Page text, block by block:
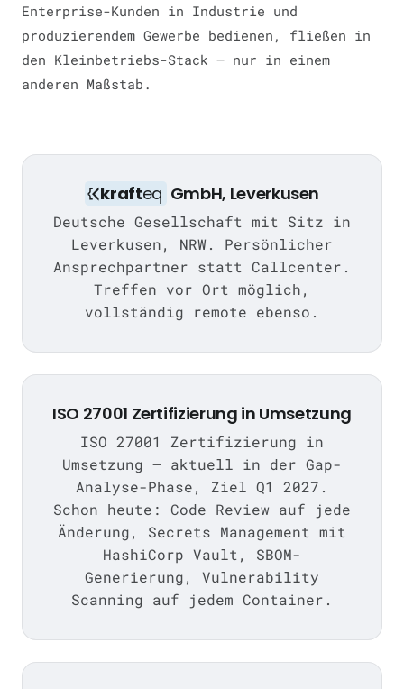
Enterprise-Kunden in Industrie und
produzierendem Gewerbe bedienen, fließen in
den Kleinbetriebs-Stack — nur in einem
anderen Maßstab.
krafteq GmbH, Leverkusen
Deutsche Gesellschaft mit Sitz in
Leverkusen, NRW. Persönlicher
Ansprechpartner statt Callcenter.
Treffen vor Ort möglich,
vollständig remote ebenso.
ISO 27001 Zertifizierung in Umsetzung
ISO 27001 Zertifizierung in
Umsetzung — aktuell in der Gap-
Analyse-Phase, Ziel Q1 2027.
Schon heute: Code Review auf jede
Änderung, Secrets Management mit
HashiCorp Vault, SBOM-
Generierung, Vulnerability
Scanning auf jedem Container.